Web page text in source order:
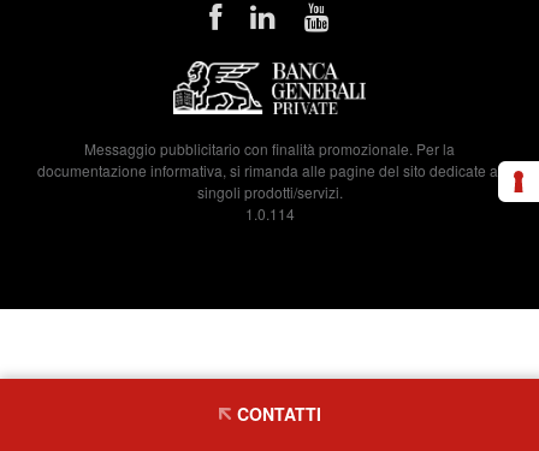
Messaggio pubblicitario con finalità promozionale. Per la
documentazione informativa, si rimanda alle pagine del sito dedicate ai
singoli prodotti/servizi.
1.0.114
CONTATTI